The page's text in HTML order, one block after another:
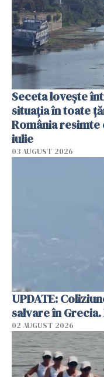
Seceta lovește
situația în toate
România
iulie
03 AUGUST 2026
UPDATE:
salvare în
02 AUGUST 2026